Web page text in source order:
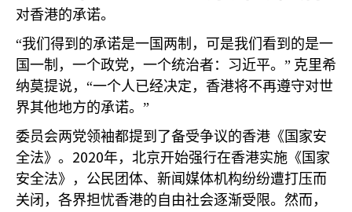
对香港的承诺。
“我们得到的承诺是一国两制，可是我们看到的是一
国一制，一个政党，一个统治者：习近平。” 克里希
纳莫提说，“一个人已经决定，香港将不再遵守对世
界其他地方的承诺。”
委员会两党领袖都提到了备受争议的香港《国家安
全法》。 2020年，北京开始强行在香港实施《国家
安全法》，公民团体、新闻媒体机构纷纷遭打压而
关闭，各界担忧香港的自由社会逐渐受限。然而，